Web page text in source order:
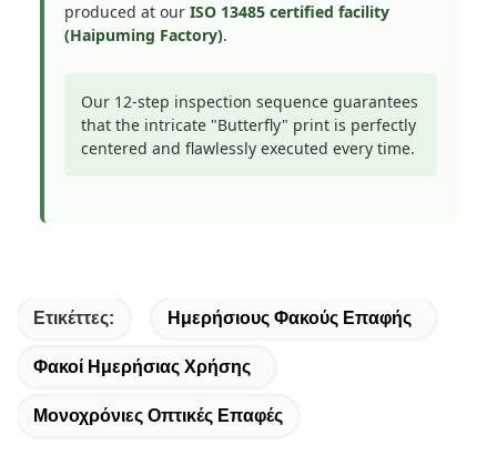
produced at our ISO 13485 certified facility
(Haipuming Factory).
Our 12-step inspection sequence guarantees
that the intricate "Butterfly" print is perfectly
centered and flawlessly executed every time.
Ετικέττες: Ημερήσιους Φακούς Επαφής
Φακοί Ημερήσιας Χρήσης
Μονοχρόνιες Οπτικές Επαφές